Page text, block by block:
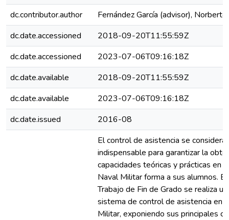
dc.contributor.author
Fernández García (advisor), Norberto
dc.date.accessioned
2018-09-20T11:55:59Z
dc.date.accessioned
2023-07-06T09:16:18Z
dc.date.available
2018-09-20T11:55:59Z
dc.date.available
2023-07-06T09:16:18Z
dc.date.issued
2016-08
El control de asistencia se
indispensable para garantizar la
capacidades teóricas y prácticas en
Naval Militar forma a sus alumnos.
Trabajo de Fin de Grado se realiza
sistema de control de asistencia en
Militar, exponiendo sus principales